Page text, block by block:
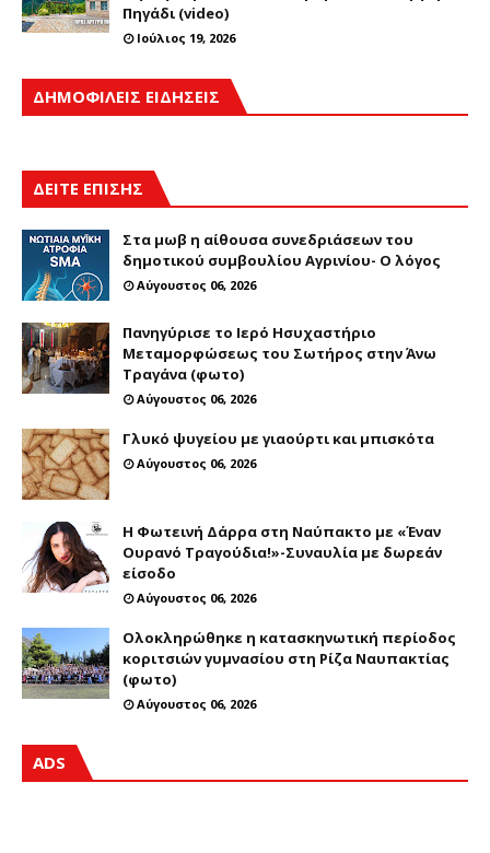
Πηγάδι (video)
Ιούλιος 19, 2026
ΔΗΜΟΦΙΛΕΙΣ ΕΙΔΗΣΕΙΣ
ΔΕΙΤΕ ΕΠΙΣΗΣ
Στα μωβ η αίθουσα συνεδριάσεων του
δημοτικού συμβουλίου Αγρινίου- Ο λόγος
Αύγουστος 06, 2026
Πανηγύρισε το Ιερό Ησυχαστήριο
Μεταμορφώσεως του Σωτήρος στην Άνω
Τραγάνα (φωτο)
Αύγουστος 06, 2026
Γλυκό ψυγείου με γιαούρτι και μπισκότα
Αύγουστος 06, 2026
Η Φωτεινή Δάρρα στη Ναύπακτο με «Έναν
Ουρανό Τραγούδια!»-Συναυλία με δωρεάν
είσοδο
Αύγουστος 06, 2026
Ολοκληρώθηκε η κατασκηνωτική περίοδος
κοριτσιών γυμνασίου στη Ρίζα Ναυπακτίας
(φωτο)
Αύγουστος 06, 2026
ADS